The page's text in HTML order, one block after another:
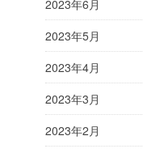
2023年6月
2023年5月
2023年4月
2023年3月
2023年2月